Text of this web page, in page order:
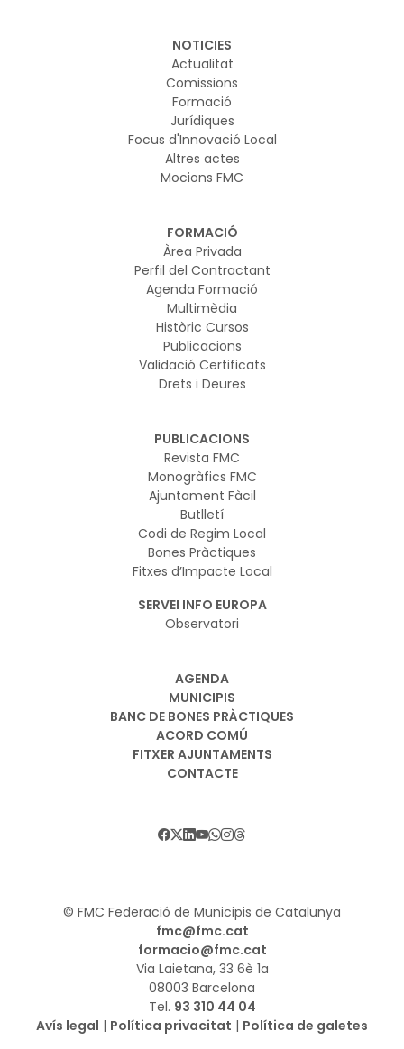
NOTICIES
Actualitat
Comissions
Formació
Jurídiques
Focus d'Innovació Local
Altres actes
Mocions FMC
FORMACIÓ
Àrea Privada
Perfil del Contractant
Agenda Formació
Multimèdia
Històric Cursos
Publicacions
Validació Certificats
Drets i Deures
PUBLICACIONS
Revista FMC
Monogràfics FMC
Ajuntament Fàcil
Butlletí
Codi de Regim Local
Bones Pràctiques
Fitxes d’Impacte Local
SERVEI INFO EUROPA
Observatori
AGENDA
MUNICIPIS
BANC DE BONES PRÀCTIQUES
ACORD COMÚ
FITXER AJUNTAMENTS
CONTACTE
© FMC Federació de Municipis de Catalunya
fmc@fmc.cat
formacio@fmc.cat
Via Laietana, 33 6è 1a
08003 Barcelona
Tel. 93 310 44 04
Avís legal | Política privacitat | Política de galetes